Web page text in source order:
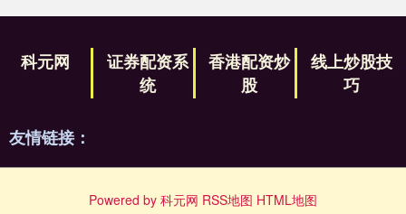
科元网
证券配资系
统
香港配资炒
股
线上炒股技
巧
友情链接：
Powered by 科元网 RSS地图 HTML地图